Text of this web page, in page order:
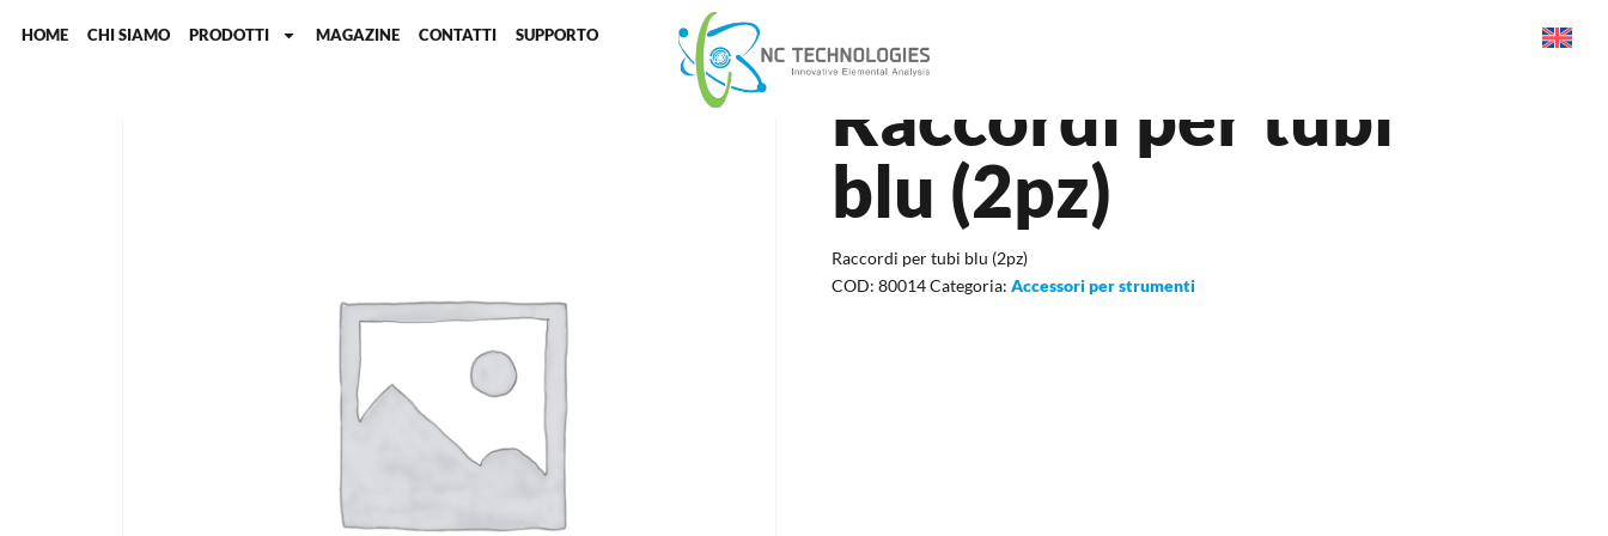
HOME CHI SIAMO PRODOTTI MAGAZINE CONTATTI SUPPORTO
Raccordi per tubi
blu (2pz)
Raccordi per tubi blu (2pz)
COD: 80014Categoria: Accessori per strumenti